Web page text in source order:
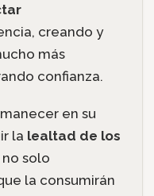
creando y
más
confianza.
en su
la lealtad de los
solo
la consumirán